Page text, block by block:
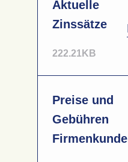
Aktuelle
Zinssätze
222.21KB
Preise und
Gebühren